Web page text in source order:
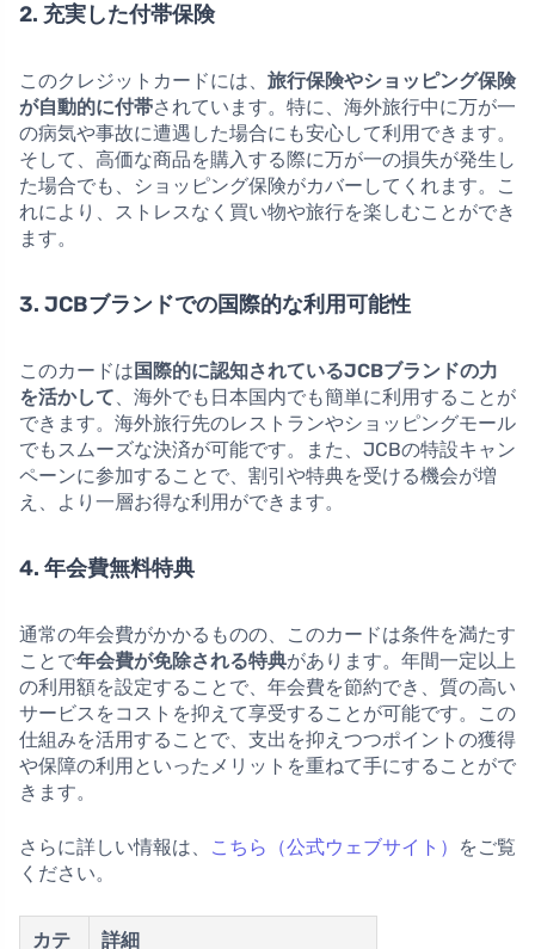
2. 充実した付帯保険
このクレジットカードには、 旅行保険やショッピング保険
が自動的に付帯されています。特に、海外旅行中に万が一
の病気や事故に遭遇した場合にも安心して利用できます。
そして、高価な商品を購入する際に万が一の損失が発生し
た場合でも、ショッピング保険がカバーしてくれます。こ
れにより、ストレスなく買い物や旅行を楽しむことができ
ます。
3. JCBブランドでの国際的な利用可能性
このカードは 国際的に認知されているJCBブランドの力
を活かして、海外でも日本国内でも簡単に利用することが
できます。海外旅行先のレストランやショッピングモール
でもスムーズな決済が可能です。また、JCBの特設キャン
ペーンに参加することで、割引や特典を受ける機会が増
え、より一層お得な利用ができます。
4. 年会費無料特典
通常の年会費がかかるものの、このカードは条件を満たす
ことで年会費が免除される特典があります。年間一定以上
の利用額を設定することで、年会費を節約でき、質の高い
サービスをコストを抑えて享受することが可能です。この
仕組みを活用することで、支出を抑えつつポイントの獲得
や保障の利用といったメリットを重ねて手にすることがで
きます。
さらに詳しい情報は、 こちら（公式ウェブサイト）
をご覧
ください。
カテ 詳細